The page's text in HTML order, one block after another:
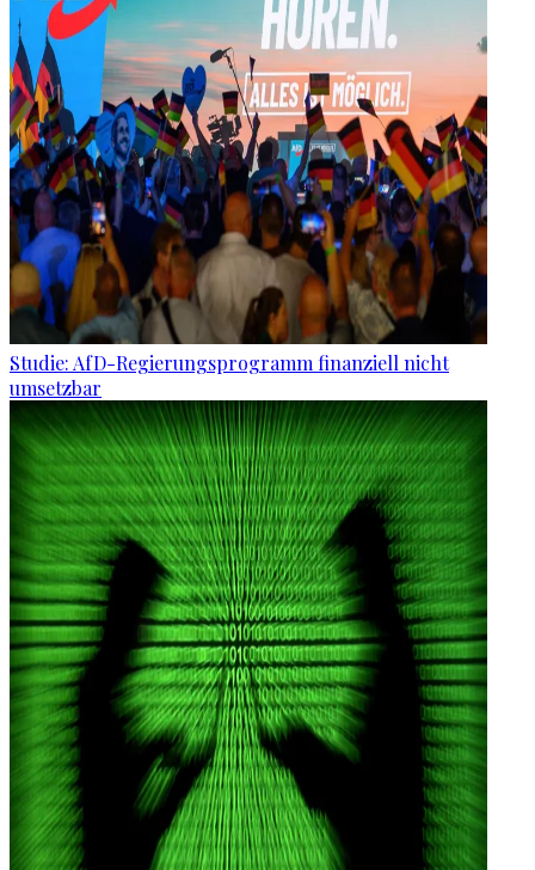
Studie: AfD-Regierungsprogramm finanziell nicht
umsetzbar